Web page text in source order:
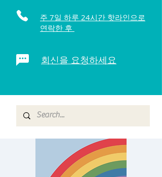
주 7일 하루 24시간 핫라인으로
연락한 후
회신을 요청하세요